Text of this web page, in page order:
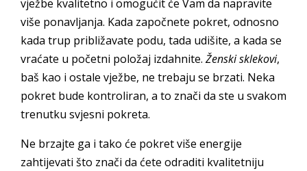
vježbe kvalitetno i omogućit će Vam da napravite
više ponavljanja. Kada započnete pokret, odnosno
kada trup približavate podu, tada udišite, a kada se
vraćate u početni položaj izdahnite. Ženski sklekovi,
baš kao i ostale vježbe, ne trebaju se brzati. Neka
pokret bude kontroliran, a to znači da ste u svakom
trenutku svjesni pokreta.
Ne brzajte ga i tako će pokret više energije
zahtijevati što znači da ćete odraditi kvalitetniju